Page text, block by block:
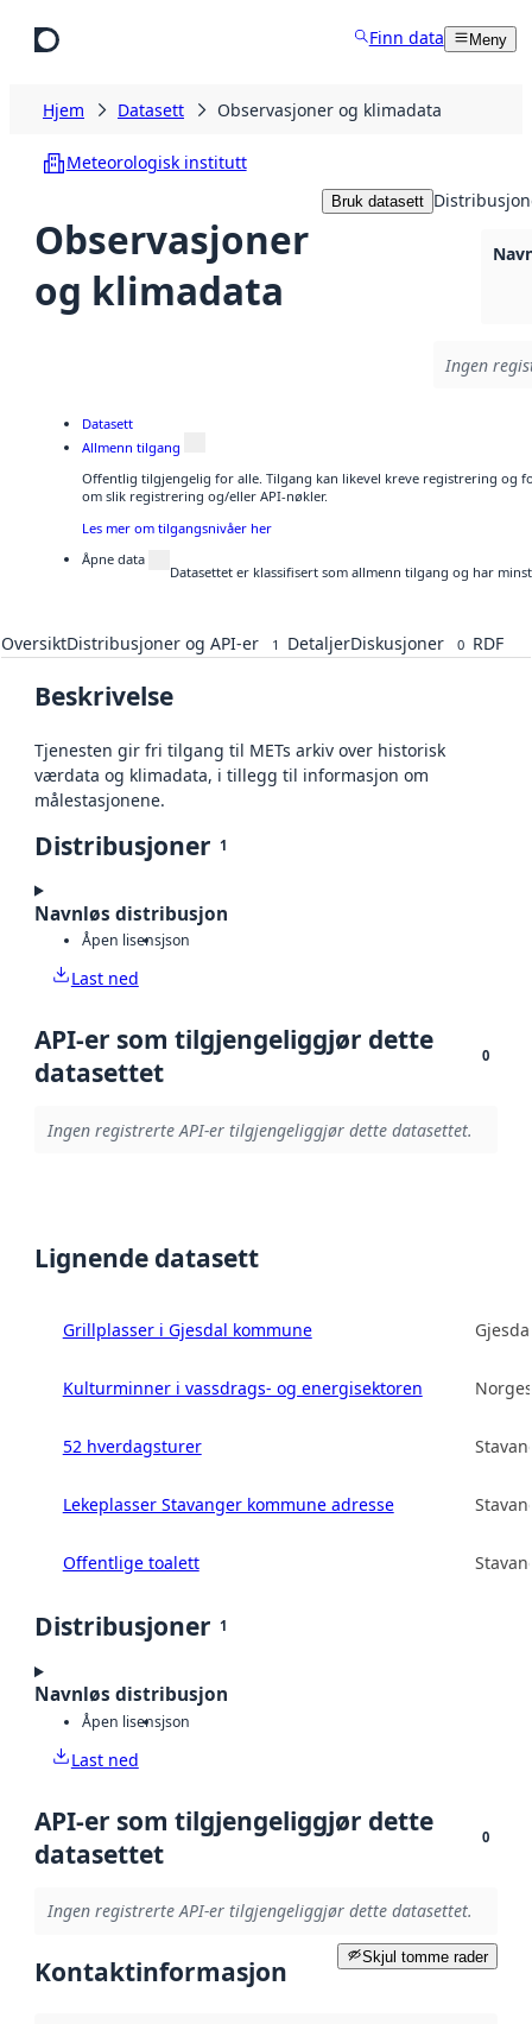
Finn data Meny
Hjem Datasett Observasjoner og klimadata
Meteorologisk institutt
Observasjoner
og klimadata
Bruk datasett
Ingen
Datasett
Allmenn tilgang
Offentlig tilgjengelig for alle. Tilgang kan likevel kreve registrering og
om slik registrering og/eller API-nøkler.
Les mer om tilgangsnivåer her
Åpne data
Datasettet er klassifisert som allmenn tilgang og har
OversiktDistribusjoner og API-er 1 DetaljerDiskusjoner 0 RDF
Beskrivelse
Tjenesten gir fri tilgang til METs arkiv over historisk
værdata og klimadata, i tillegg til informasjon om
målestasjonene.
Distribusjoner 1
Navnløs distribusjon
Åpen lisensjson
Last ned
API-er som tilgjengeliggjør dette
datasettet
0
Ingen registrerte API-er tilgjengeliggjør dette datasettet.
Lignende datasett
Grillplasser i Gjesdal kommune
Kulturminner i vassdrags- og energisektoren
52 hverdagsturer
Lekeplasser Stavanger kommune adresse
Offentlige toalett
Distribusjoner 1
Navnløs distribusjon
Åpen lisensjson
Last ned
API-er som tilgjengeliggjør dette
datasettet
0
Ingen registrerte API-er tilgjengeliggjør dette datasettet.
Skjul tomme rader
Kontaktinformasjon